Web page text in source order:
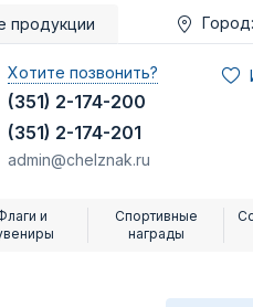
продукции Город:
Хотите позвонить?
(351) 2-174-200
(351) 2-174-201
admin@chelznak.ru
и
Спортивные
награды